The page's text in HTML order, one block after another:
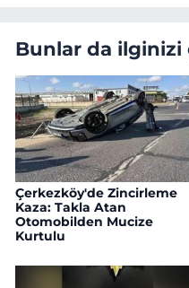
Bunlar da ilginizi
Çerkezköy'de Zincirleme
Kaza: Takla Atan
Otomobilden Mucize
Kurtulu